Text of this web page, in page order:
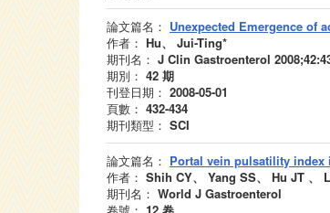
論文篇名： Unexpected Emergence of
作者： Hu、 Jui-Ting*
期刊名： J Clin Gastroenterol
期別： 42 期
刊登日期： 2008-05-01
頁數： 432-434
期刊類型： SCI
論文篇名： Portal vein pulsatility
作者： Shih CY、 Yang SS、 Hu JT 、
期刊名： World J Gastroenterol